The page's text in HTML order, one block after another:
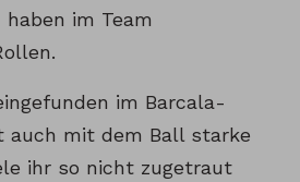
haben im Team
im Barcala-
auch mit dem Ball starke
ihr so nicht zugetraut